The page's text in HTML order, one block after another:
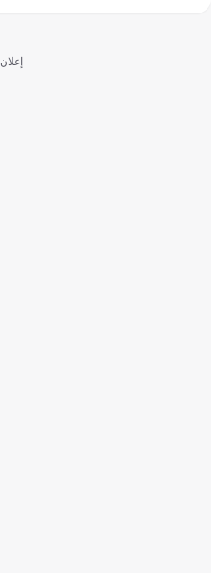
إعلان